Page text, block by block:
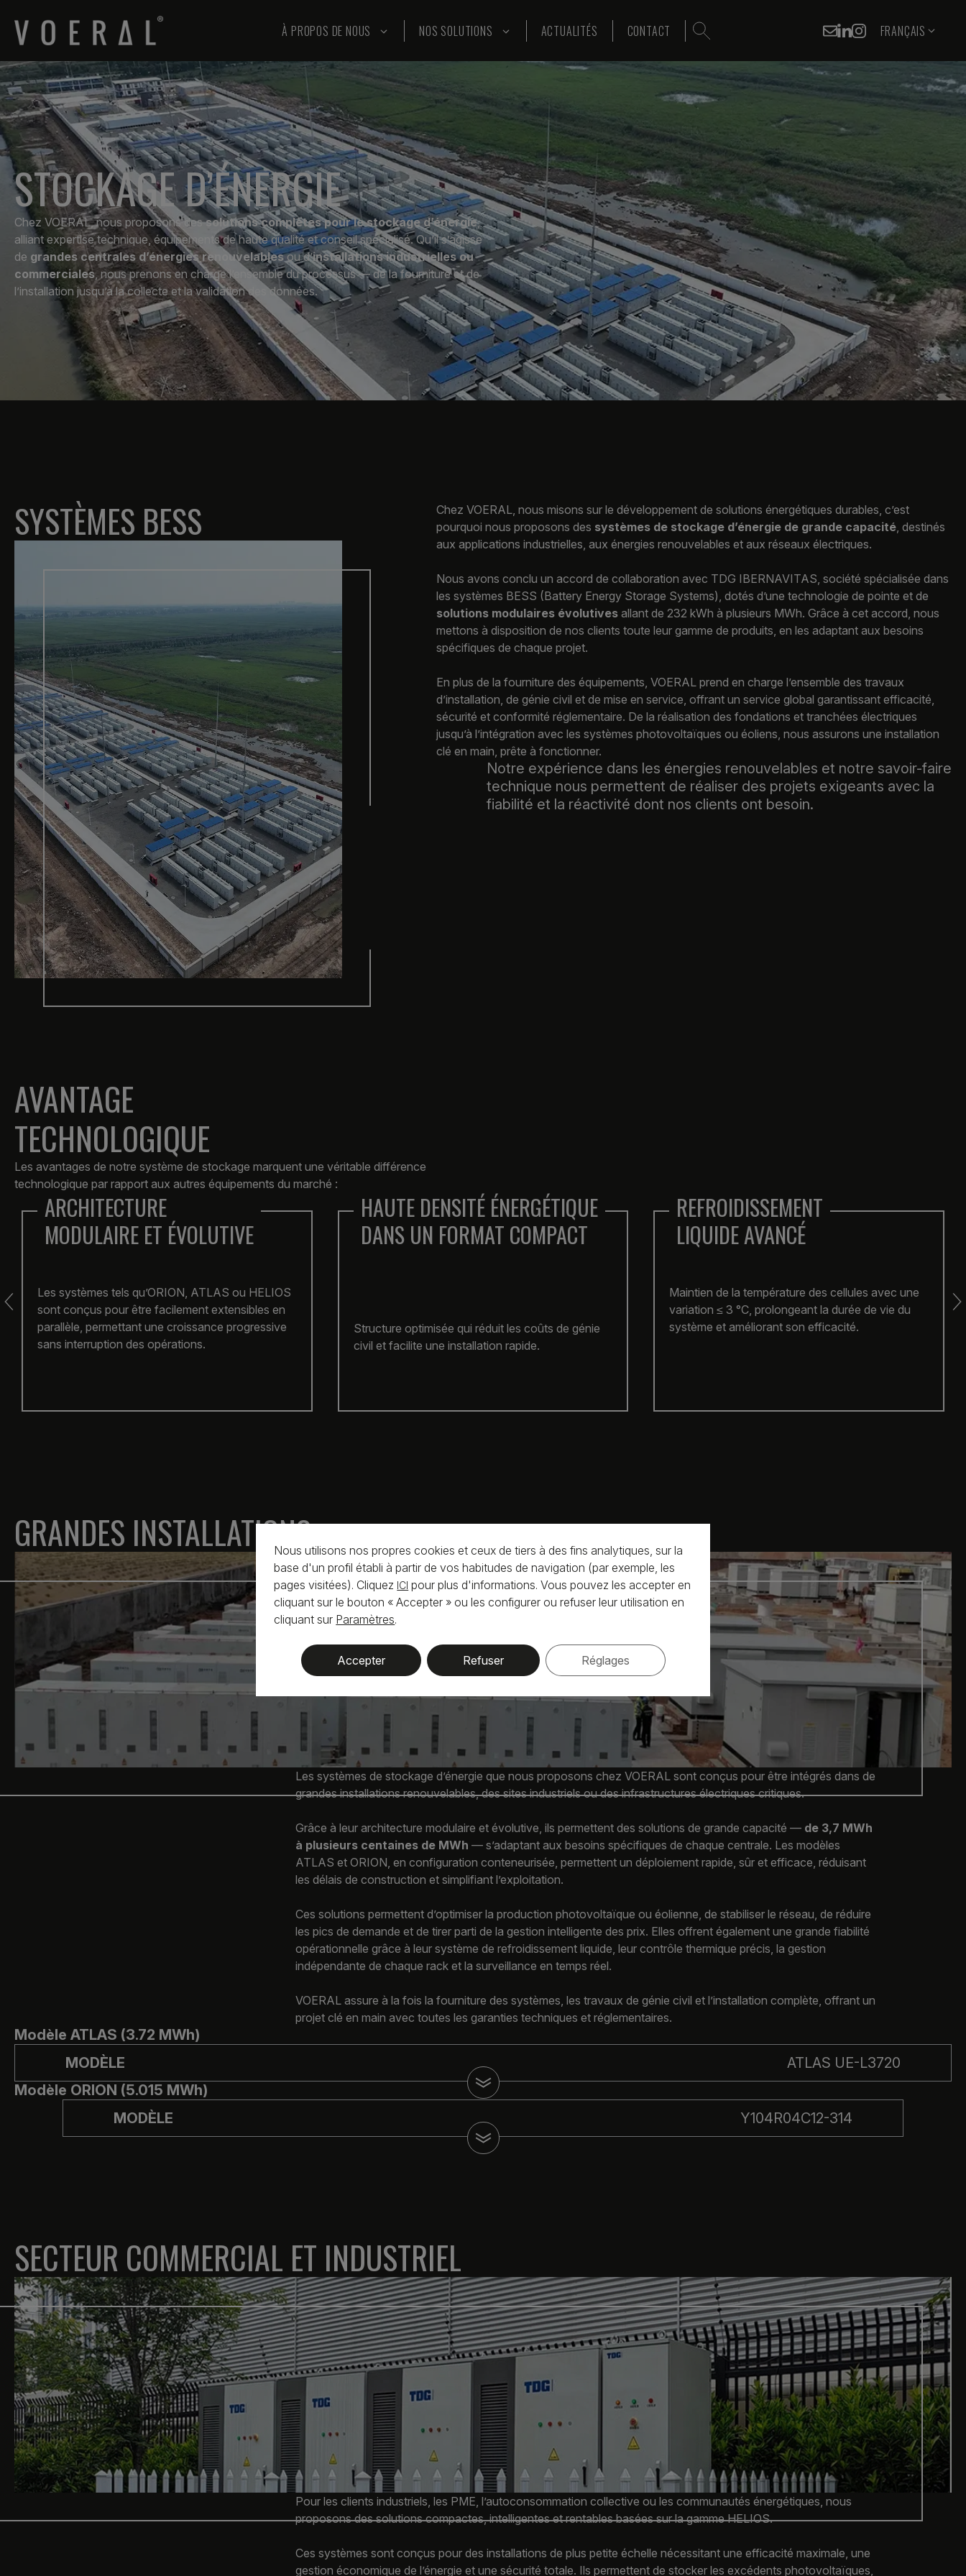
À PROPOS DE NOUS NOS SOLUTIONS ACTUALITÉS CONTACT FRANÇAIS
STOCKAGE D’ÉNERGIE
Chez VOERAL, nous proposons dessolutions complètes pour le stockage d’énergie,
alliant expertise technique, équipements de haute qualité et conseil spécialisé. Qu’il s’agisse
de grandes centrales d’énergies renouvelablesou d’installations industrielles ou
commerciales, nous prenons en charge l’ensemble du processus — de la fourniture et de
l’installation jusqu’à la collecte et la validation des données.
SYSTÈMES BESS
Chez VOERAL, nous misons sur le développement de solutions énergétiques durables, c’est
pourquoi nous proposons des systèmes de stockage d’énergie de grande capacité, destinés
aux applications industrielles, aux énergies renouvelables et aux réseaux électriques.
Nous avons conclu un accord de collaboration avec TDG IBERNAVITAS, société spécialisée dans
les systèmes BESS (Battery Energy Storage Systems), dotés d’une technologie de pointe et de
solutions modulaires évolutivesallant de 232 kWh à plusieurs MWh. Grâce à cet accord, nous
mettons à disposition de nos clients toute leur gamme de produits, en les adaptant aux besoins
spécifiques de chaque projet.
En plus de la fourniture des équipements, VOERAL prend en charge l’ensemble des travaux
d’installation, de génie civil et de mise en service, offrant un service global garantissant efficacité,
sécurité et conformité réglementaire. De la réalisation des fondations et tranchées électriques
jusqu’à l’intégration avec les systèmes photovoltaïques ou éoliens, nous assurons une installation
clé en main, prête à fonctionner.
Notre expérience dans les énergies renouvelables et notre savoir-faire
technique nous permettent de réaliser des projets exigeants avec la
fiabilité et la réactivité dont nos clients ont besoin.
AVANTAGE
TECHNOLOGIQUE
Les avantages de notre système de stockage marquent une véritable différence
technologique par rapport aux autres équipements du marché :
HAUTE DENSITÉ ÉNERGÉTIQUE
DANS UN FORMAT COMPACT
Structure optimisée qui réduit les coûts de génie
civil et facilite une installation rapide.
REFROIDISSEMENT
LIQUIDE AVANCÉ
système et améliorant son efficacité.
STANDARDS DE
SÉCURITÉ ÉLEVÉS
Batteries LiFePO₄ avec protection IP55/IP67,
système anti-incendie et matériaux résistants à la
poussière, à l’humidité et aux hautes
GRANDES INSTALLATIONS
Les systèmes de stockage d’énergie que nous proposons chez VOERAL sont conçus pour être intégrés dans de
grandes installations renouvelables, des sites industriels ou des infrastructures électriques critiques.
Grâce à leur architecture modulaire et évolutive, ils permettent des solutions de grande capacité — de 3,7 MWh
à plusieurs centaines de MWh — s’adaptant aux besoins spécifiques de chaque centrale. Les modèles
ATLAS et ORION, en configuration conteneurisée, permettent un déploiement rapide, sûr et efficace, réduisant
les délais de construction et simplifiant l’exploitation.
Ces solutions permettent d’optimiser la production photovoltaïque ou éolienne, de stabiliser le réseau, de réduire
les pics de demande et de tirer parti de la gestion intelligente des prix. Elles offrent également une grande fiabilité
opérationnelle grâce à leur système de refroidissement liquide, leur contrôle thermique précis, la gestion
indépendante de chaque rack et la surveillance en temps réel.
VOERAL assure à la fois la fourniture des systèmes, les travaux de génie civil et l’installation complète, offrant un
projet clé en main avec toutes les garanties techniques et réglementaires.
Modèle ATLAS (3.72 MWh)
MODÈLE
ATLAS UE-L3720
Modèle ORION (5.015 MWh)
MODÈLE
Y104R04C12-314
SECTEUR COMMERCIAL ET INDUSTRIEL
Pour les clients industriels, les PME, l’autoconsommation collective ou les communautés énergétiques, nous
proposons des solutions compactes, intelligentes et rentables basées sur la gamme HELIOS.
Ces systèmes sont conçus pour des installations de plus petite échelle nécessitant une efficacité maximale, une
gestion économique de l’énergie et une sécurité totale. Ils permettent de stocker les excédents photovoltaïques,
Nous utilisons nos propres cookies et ceux de tiers à des fins analytiques, sur la
base d'un profil établi à partir de vos habitudes de navigation (par exemple, les
pages visitées). Cliquez ICI pour plus d'informations. Vous pouvez les accepter en
cliquant sur le bouton « Accepter » ou les configurer ou refuser leur utilisation en
cliquant sur Paramètres.
Accepter Refuser Réglages